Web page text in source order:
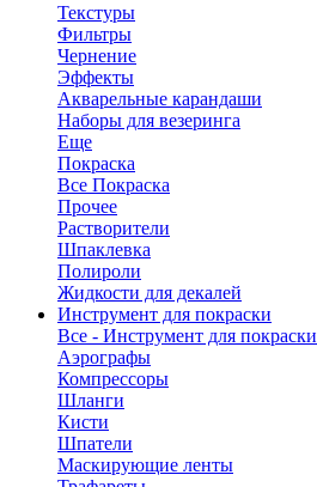
Текстуры
Фильтры
Чернение
Эффекты
Акварельные карандаши
Наборы для везеринга
Еще
Покраска
Все Покраска
Прочее
Растворители
Шпаклевка
Полироли
Жидкости для декалей
Инструмент для покраски
Все - Инструмент для покраски
Аэрографы
Компрессоры
Шланги
Кисти
Шпатели
Маскирующие ленты